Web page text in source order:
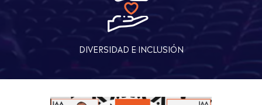
DIVERSIDAD E INCLUSIÓN